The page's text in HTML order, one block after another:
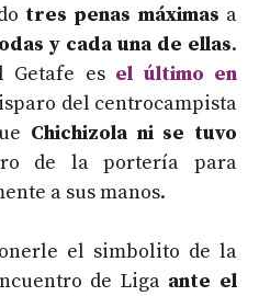
tres penas máximas a
y cada una de ellas.
Getafe es el último en
del centrocampista
Chichizola ni se tuvo
de la portería para
a sus manos.
el simbolito de la
de Liga ante el